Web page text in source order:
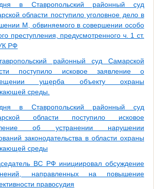
в Ставропольский районный суд
области поступило уголовное дело в
М, обвиняемого в совершении особо
преступления, предусмотренного ч. 1 ст.
РФ
районный суд Самарской
поступило исковое заявление о
ущерба объекту охраны
среды.
в Ставропольский районный суд
области поступило исковое
об устранении нарушении
законодательства в области охраны
среды
ВС РФ инициировал обсуждение
направленных на повышение
правосудия